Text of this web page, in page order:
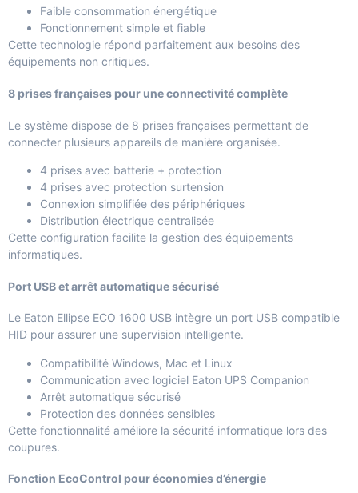
Faible consommation énergétique
Fonctionnement simple et fiable
Cette technologie répond parfaitement aux besoins des
équipements non critiques.
8 prises françaises pour une connectivité complète
Le système dispose de 8 prises françaises permettant de
connecter plusieurs appareils de manière organisée.
4 prises avec batterie + protection
4 prises avec protection surtension
Connexion simplifiée des périphériques
Distribution électrique centralisée
Cette configuration facilite la gestion des équipements
informatiques.
Port USB et arrêt automatique sécurisé
Le Eaton Ellipse ECO 1600 USB intègre un port USB compatible
HID pour assurer une supervision intelligente.
Compatibilité Windows, Mac et Linux
Communication avec logiciel Eaton UPS Companion
Arrêt automatique sécurisé
Protection des données sensibles
Cette fonctionnalité améliore la sécurité informatique lors des
coupures.
Fonction EcoControl pour économies d’énergie